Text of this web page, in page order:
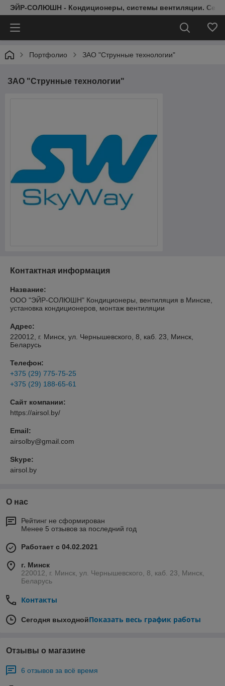
ЭЙР-СОЛЮШН - Кондиционеры, системы вентиляции.
Портфолио ЗАО "Струнные технологии"
ЗАО "Струнные технологии"
Контактная информация
Название:
ООО "ЭЙР-СОЛЮШН" Кондиционеры, вентиляция в Минске,
установка кондиционеров, монтаж вентиляции
Адрес:
220012, г. Минск, ул. Чернышевского, 8, каб. 23, Минск,
Беларусь
Телефон:
+375 (29) 775-75-25
+375 (29) 188-65-61
Сайт компании:
https://airsol.by/
Email:
airsolby@gmail.com
Skype:
airsol.by
О нас
Рейтинг не сформирован
Менее 5 отзывов за последний год
Работает с 04.02.2021
г. Минск
220012, г. Минск, ул. Чернышевского, 8, каб. 23, Минск,
Беларусь
Контакты
Сегодня выходнойПоказать весь график работы
Отзывы о магазине
6 отзывов за всё время